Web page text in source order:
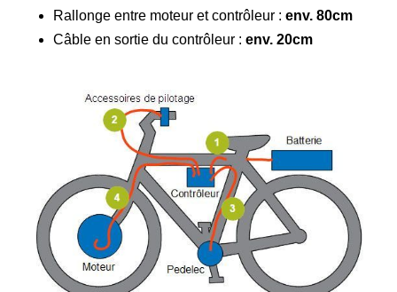
Rallonge entre moteur et contrôleur : env. 80cm
Câble en sortie du contrôleur : env. 20cm